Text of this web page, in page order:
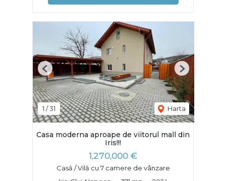
1 /31 Harta
Previous Next
Casa moderna aproape de viitorul mall din
Iris!!!
1,270,000 €
Casă / Vilă cu 7 camere de vânzare